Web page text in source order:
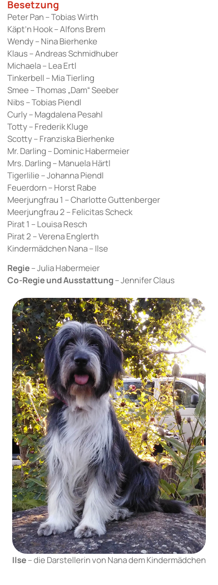
Besetzung
Peter Pan – Tobias Wirth
Käpt’n Hook – Alfons Brem
Wendy – Nina Bierhenke
Klaus – Andreas Schmidhuber
Michaela – Lea Ertl
Tinkerbell – Mia Tierling
Smee – Thomas „Dam“ Seeber
Nibs – Tobias Piendl
Curly – Magdalena Pesahl
Totty – Frederik Kluge
Scotty – Franziska Bierhenke
Mr. Darling – Dominic Habermeier
Mrs. Darling – Manuela Härtl
Tigerlilie – Johanna Piendl
Feuerdorn – Horst Rabe
Meerjungfrau 1 – Charlotte Guttenberger
Meerjungfrau 2 – Felicitas Scheck
Pirat 1 – Louisa Resch
Pirat 2 – Verena Englerth
Kindermädchen Nana – Ilse
Regie– Julia Habermeier
Co-Regie und Ausstattung– Jennifer Claus
Ilse– die Darstellerin von Nana dem Kindermädchen